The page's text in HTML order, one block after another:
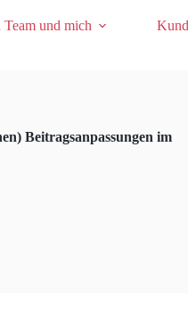
und mich
Beitragsanpassungen im